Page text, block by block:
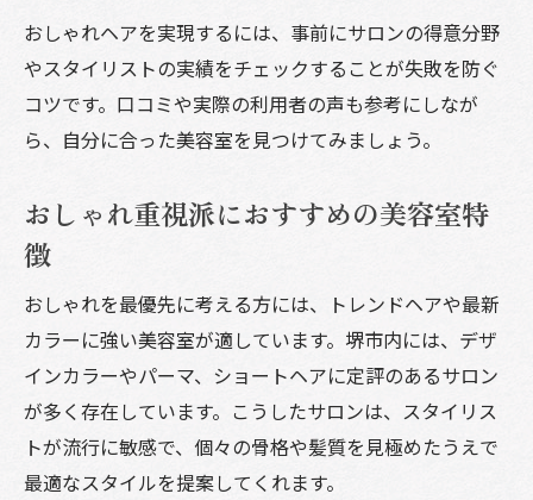
おしゃれヘアを実現するには、事前にサロンの得意分野
やスタイリストの実績をチェックすることが失敗を防ぐ
コツです。口コミや実際の利用者の声も参考にしなが
ら、自分に合った美容室を見つけてみましょう。
おしゃれ重視派におすすめの美容室特
徴
おしゃれを最優先に考える方には、トレンドヘアや最新
カラーに強い美容室が適しています。堺市内には、デザ
インカラーやパーマ、ショートヘアに定評のあるサロン
が多く存在しています。こうしたサロンは、スタイリス
トが流行に敏感で、個々の骨格や髪質を見極めたうえで
最適なスタイルを提案してくれます。